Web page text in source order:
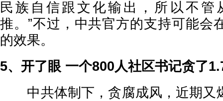
民族自信跟文化输出，所以不管
推。”不过，中共官方的支持可能会
的效果。
5、开了眼 一个800人社区书记贪了
中共体制下，贪腐成风，近期又